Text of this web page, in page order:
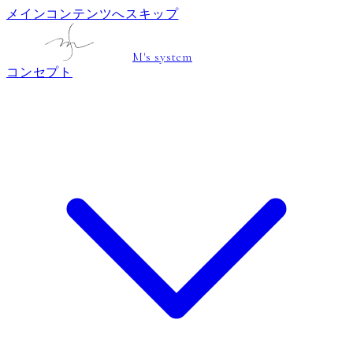
メインコンテンツへスキップ
M's system
コンセプト